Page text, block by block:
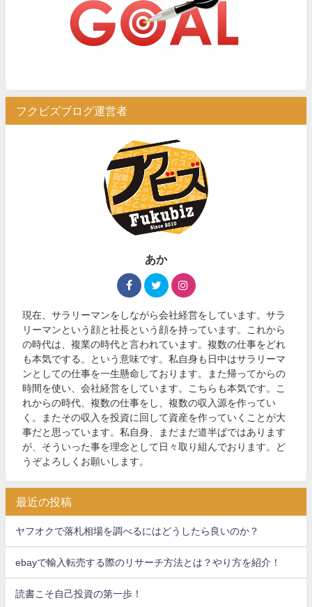
フクビズブログ運営者
あか
現在、サラリーマンをしながら会社経営をしています。サラ
リーマンという顔と社長という顔を持っています。これから
の時代は、複業の時代と言われています。複数の仕事をどれ
も本気でする。という意味です。私自身も日中はサラリーマ
ンとしての仕事を一生懸命しております。また帰ってからの
時間を使い、会社経営をしています。こちらも本気です。こ
れからの時代、複数の仕事をし、複数の収入源を作ってい
く。またその収入を投資に回して資産を作っていくことが大
事だと思っています。私自身、まだまだ道半ばではあります
が、そういった事を理念として日々取り組んでおります。ど
うぞよろしくお願いします。
最近の投稿
ヤフオクで落札相場を調べるにはどうしたら良いのか？
ebayで輸入転売する際のリサーチ方法とは？やり方を紹介！
読書こそ自己投資の第一歩！